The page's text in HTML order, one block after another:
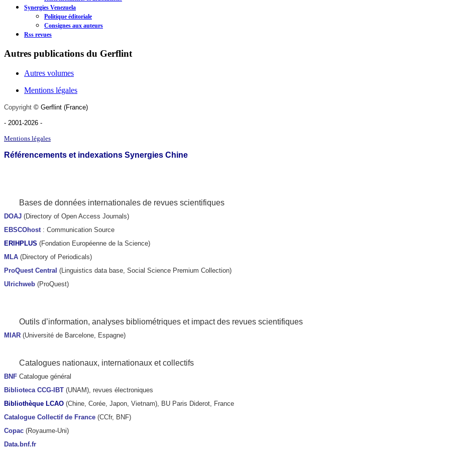
Synergies Venezuela
Politique éditoriale
Consignes aux auteurs
Rss revues
Autres publications du Gerflint
Autres volumes
Mentions légales
Copyright © Gerflint (France)
- 2001-2026 -
Mentions légales
Référencements et indexations Synergies Chine
Bases de données internationales de revues scientifiques
DOAJ (Directory of Open Access Journals)
EBSCOhost: Communication Source
ERIHPLUS (Fondation Européenne de la Science)
MLA (Directory of Periodicals)
ProQuest Central (Linguistics data base, Social Science Premium Collection)
Ulrichweb (ProQuest)
Outils d’information, analyses bibliométriques et impact des revues scientifiques
MIAR (Université de Barcelone, Espagne)
Catalogues nationaux, internationaux et collectifs
BNF Catalogue général
Biblioteca CCG-IBT (UNAM), revues électroniques
Bibliothèque LCAO (Chine, Corée, Japon, Vietnam), BU Paris Diderot, France
Catalogue Collectif de France (CCfr, BNF)
Copac (Royaume-Uni)
Data.bnf.fr